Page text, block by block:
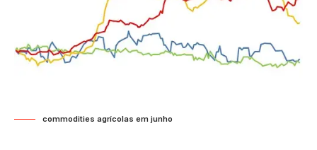
commodities agrícolas em junho